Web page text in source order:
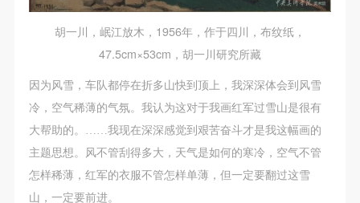
胡一川，岷江放木，1956年，作于四川，布纹纸，
47.5cm×53cm，胡一川研究所藏
因为风雪，车队都停在折多山快到顶上，我深深体会到风雪
冷，空气稀薄的气氛。我认为这对于我画红军过雪山是很有
大帮助的。……我现在深深感觉到艰苦奋斗才是我这幅画的
主题思想。风不管刮得多大，天气是如何的寒冷，空气不管
怎样稀薄，红军的衣服不管怎样单薄，但一定要翻过这雪
山，一定要前进。
快捷登录 帐号密码登录
手机号码
发送验证码
手机号码将作为您的登录账号